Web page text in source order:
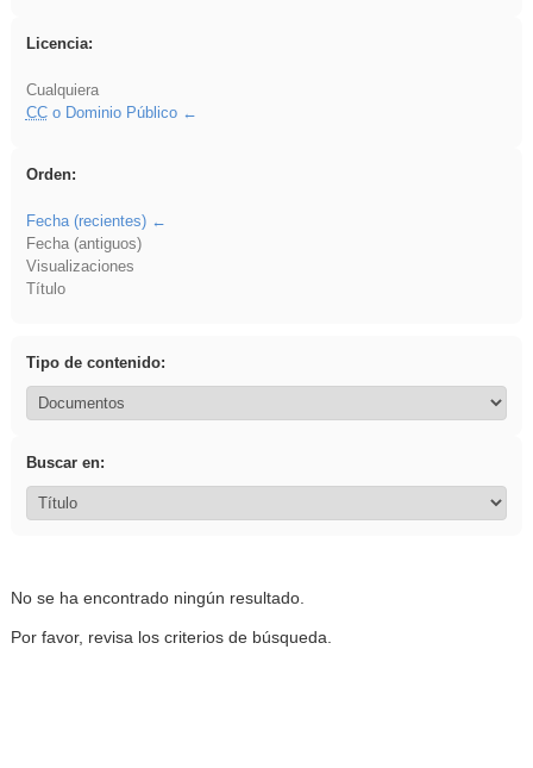
Licencia:
Cualquiera
CCo Dominio Público
Orden:
Fecha (recientes)
Fecha (antiguos)
Visualizaciones
Título
Tipo de contenido:
Buscar en:
No se ha encontrado ningún resultado.
Por favor, revisa los criterios de búsqueda.